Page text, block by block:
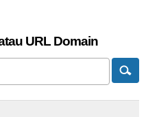
URL Domain